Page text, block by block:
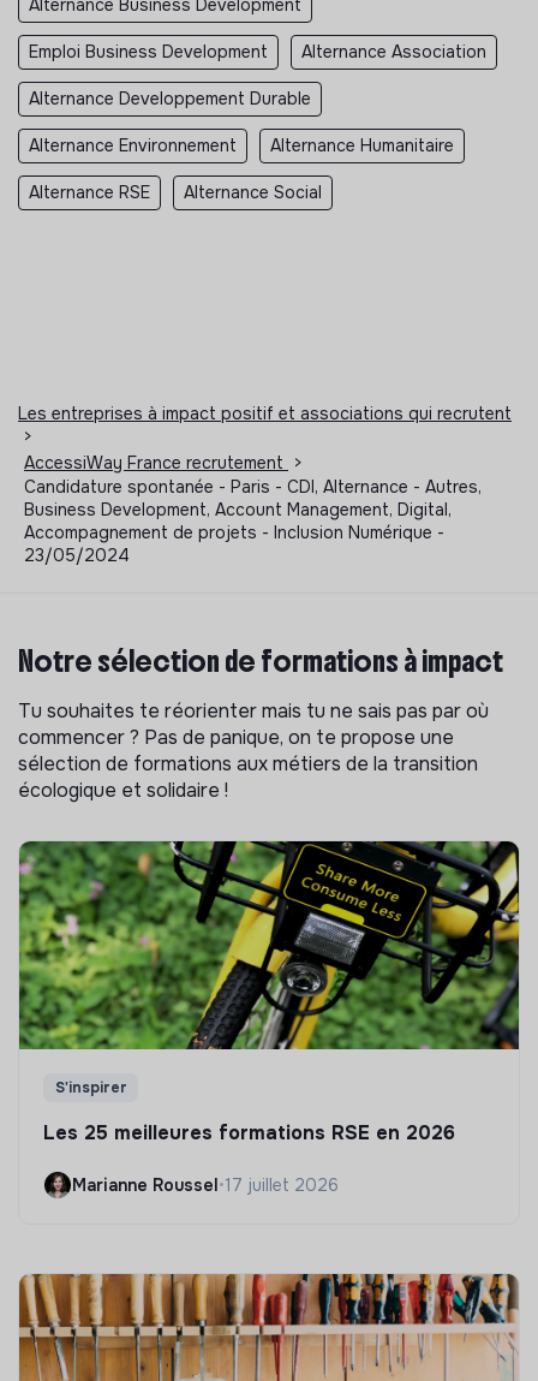
Emploi Business Development Alternance Association
Alternance Developpement Durable
Alternance Environnement Alternance Humanitaire
Alternance RSE Alternance Social
Les entreprises à impact positif et associations qui recrutent
>
AccessiWay France recrutement
>
Candidature spontanée - Paris - CDI, Alternance - Autres,
Business Development, Account Management, Digital,
Accompagnement de projets - Inclusion Numérique -
23/05/2024
Notre sélection de formations à impact
Tu souhaites te réorienter mais tu ne sais pas par où
commencer ? Pas de panique, on te propose une
sélection de formations aux métiers de la transition
écologique et solidaire !
S'inspirer
Les 25 meilleures formations RSE en 2026
Marianne Roussel•17 juillet 2026